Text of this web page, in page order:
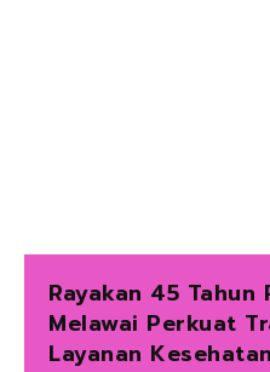
Rayakan 45
Melawai Perkuat
Layanan